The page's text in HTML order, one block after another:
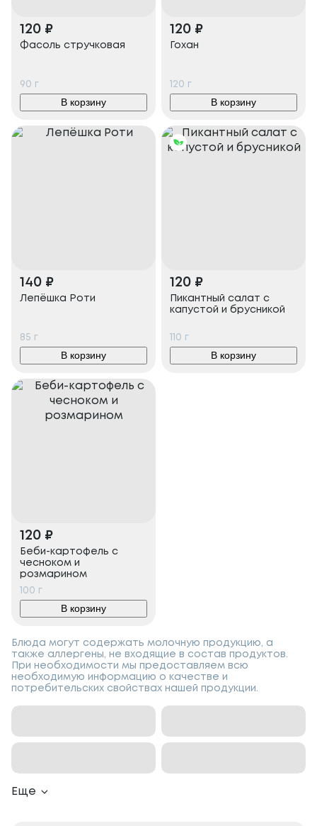
120 ₽
Фасоль стручковая
90 г
В корзину
120 ₽
Гохан
120 г
В корзину
140 ₽
Лепёшка Роти
85 г
В корзину
120 ₽
Пикантный салат с
капустой и брусникой
110 г
В корзину
120 ₽
Беби-картофель с
чесноком и
розмарином
100 г
В корзину
Блюда могут содержать молочную продукцию, а
также аллергены, не входящие в состав продуктов.
При необходимости мы предоставляем всю
необходимую информацию о качестве и
потребительских свойствах нашей продукции.
Еще